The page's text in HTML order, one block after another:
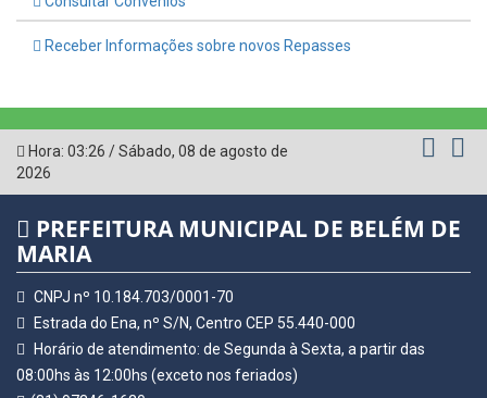
Receber Informações sobre novos Repasses
Hora: 03:26 /Sábado, 08 de agosto de
2026
PREFEITURA MUNICIPAL DE BELÉM DE
MARIA
CNPJ nº 10.184.703/0001-70
Estrada do Ena, nº S/N, Centro CEP 55.440-000
Horário de atendimento: de Segunda à Sexta, a partir das
08:00hs às 12:00hs (exceto nos feriados)